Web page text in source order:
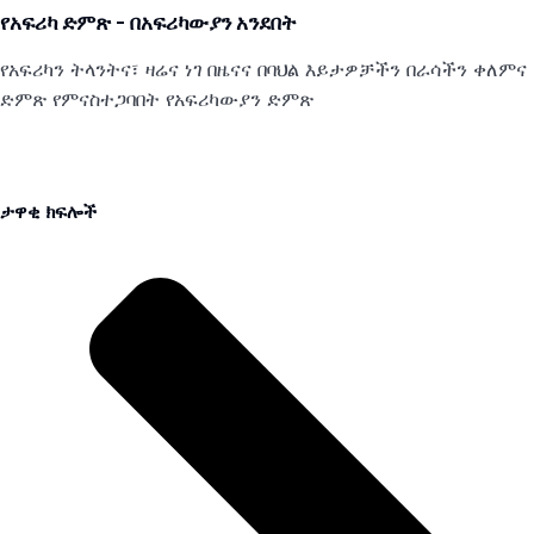
የአፍሪካ ድምጽ - በአፍሪካውያን አንደበት
የአፍሪካን ትላንትና፣ ዛሬና ነገ በዜናና በባህል እይታዎቻችን በራሳችን ቀለምና
ድምጽ የምናስተጋባበት የአፍሪካውያን ድምጽ
ታዋቂ ክፍሎች